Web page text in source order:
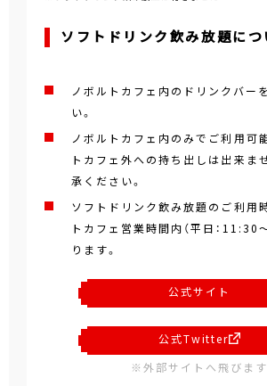
ソフトドリンク飲み放題につ
ノボルトカフェ内のドリンクバー
い。
ノボルトカフェ内のみでご利用可
トカフェ外への持ち出しは出来ま
承ください。
ソフトドリンク飲み放題のご利用
トカフェ営業時間内（平日：11:30
ります。
公式サイト
公式Twitter
※外部サイトへ飛びます